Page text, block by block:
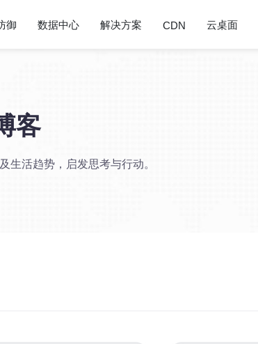
御 数据中心 解决方案 CDN 云桌面
客
生活趋势，启发思考与行动。